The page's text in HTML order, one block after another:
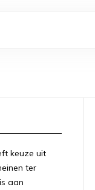
keuze uit
ter
aan